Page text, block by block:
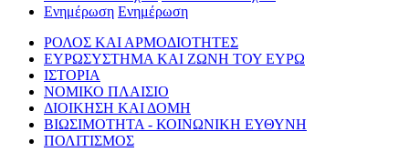
Ενημέρωση Ενημέρωση
ΡΟΛΟΣ ΚΑΙ ΑΡΜΟΔΙΟΤΗΤΕΣ
ΕΥΡΩΣΥΣΤΗΜΑ ΚΑΙ ΖΩΝΗ ΤΟΥ ΕΥΡΩ
ΙΣΤΟΡΙΑ
ΝΟΜΙΚΟ ΠΛΑΙΣΙΟ
ΔΙΟΙΚΗΣΗ ΚΑΙ ΔΟΜΗ
ΒΙΩΣΙΜΟΤΗΤΑ - ΚΟΙΝΩΝΙΚΗ ΕΥΘΥΝΗ
ΠΟΛΙΤΙΣΜΟΣ